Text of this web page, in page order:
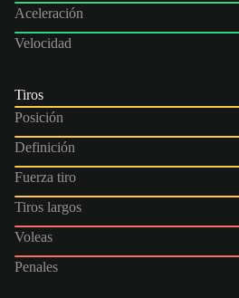
Aceleración
Velocidad
Tiros
Posición
Definición
Fuerza tiro
Tiros largos
Voleas
Penales